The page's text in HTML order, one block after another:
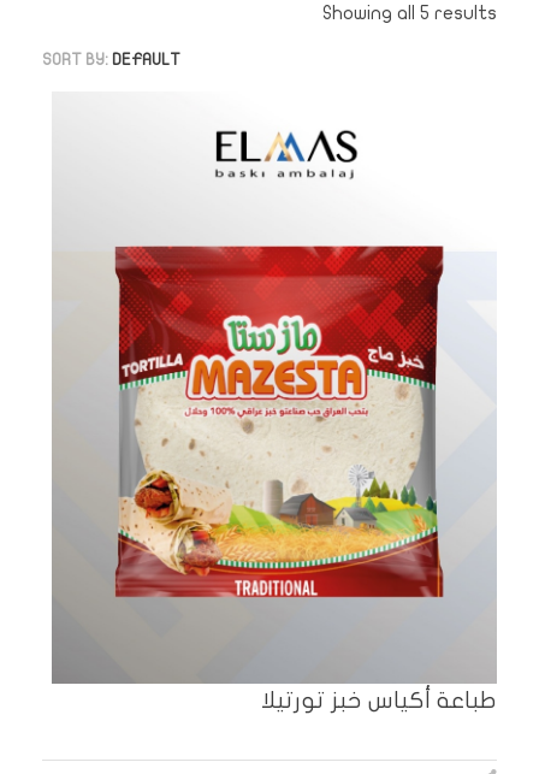
Showing all 5 results
SORT BY: DEFAULT
طباعة أكياس خبز تورتيلا